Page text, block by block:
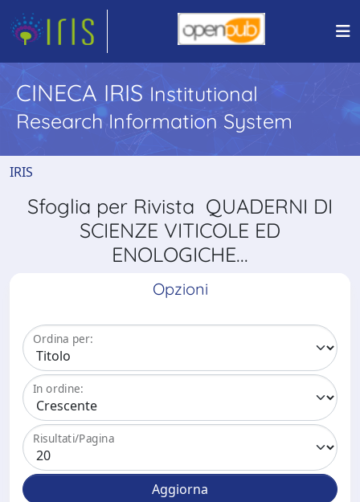
CINECA IRIS Institutional
Research Information System
IRIS
Sfoglia per Rivista QUADERNI DI
SCIENZE VITICOLE ED
ENOLOGICHE...
Opzioni
Ordina per:
In ordine:
Risultati/Pagina